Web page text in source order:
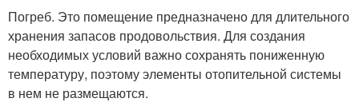
Погреб. Это помещение предназначено для длительного
хранения запасов продовольствия. Для создания
необходимых условий важно сохранять пониженную
температуру, поэтому элементы отопительной системы
в нем не размещаются.